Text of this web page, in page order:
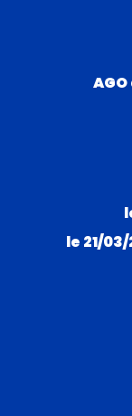
le 21/